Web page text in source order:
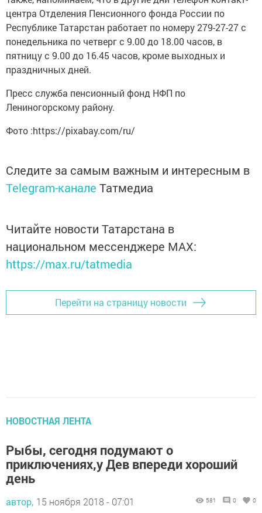
центра Отделения Пенсионного фонда России по
Республике Татарстан работает по номеру 279-27-27 с
понедельника по четверг с 9.00 до 18.00 часов, в
пятницу с 9.00 до 16.45 часов, кроме выходных и
праздничных дней.
Пресс служба пенсионный фонд НФП по
Лениногорскому району.
Фото :https://pixabay.com/ru/
Следите за самым важным и интересным в
Telegram-канале Татмедиа
Читайте новости Татарстана в
национальном мессенджере MАХ:
https://max.ru/tatmedia
Перейти на страницу новости
НОВОСТНАЯ ЛЕНТА
Рыбы, сегодня подумают о
приключениях,у Дев впереди хороший
день
автор, 15 ноября 2018 - 07:01 581 0 0